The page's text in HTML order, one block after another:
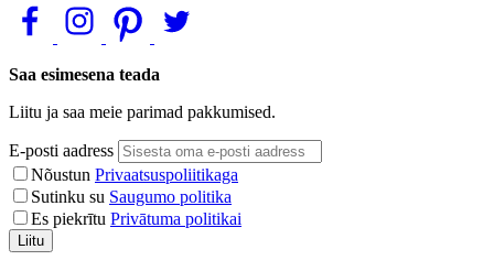
Saa esimesena teada
Liitu ja saa meie parimad pakkumised.
E-posti aadress
Nõustun Privaatsuspoliitikaga
Sutinku su Saugumo politika
Es piekrītu Privātuma politikai
Liitu